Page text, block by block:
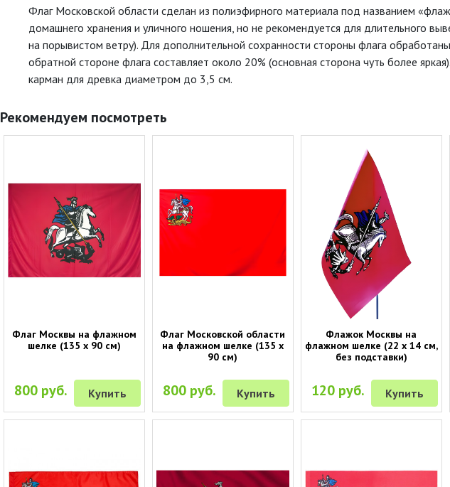
Флаг Московской области сделан из полиэфирного материала под названием
домашнего хранения и уличного ношения, но не рекомендуется для длительного
на порывистом ветру). Для дополнительной сохранности стороны флага
обратной стороне флага составляет около 20% (основная сторона чуть более
карман для древка диаметром до 3,5 см.
Рекомендуем посмотреть
Флаг Москвы на флажном
шелке (135 х 90 см)
800 руб. Купить
Флаг Московской области
на флажном шелке (135 х
90 см)
800 руб. Купить
Флажок Москвы на
флажном шелке (22 х 14 см,
без подставки)
120 руб. Купить